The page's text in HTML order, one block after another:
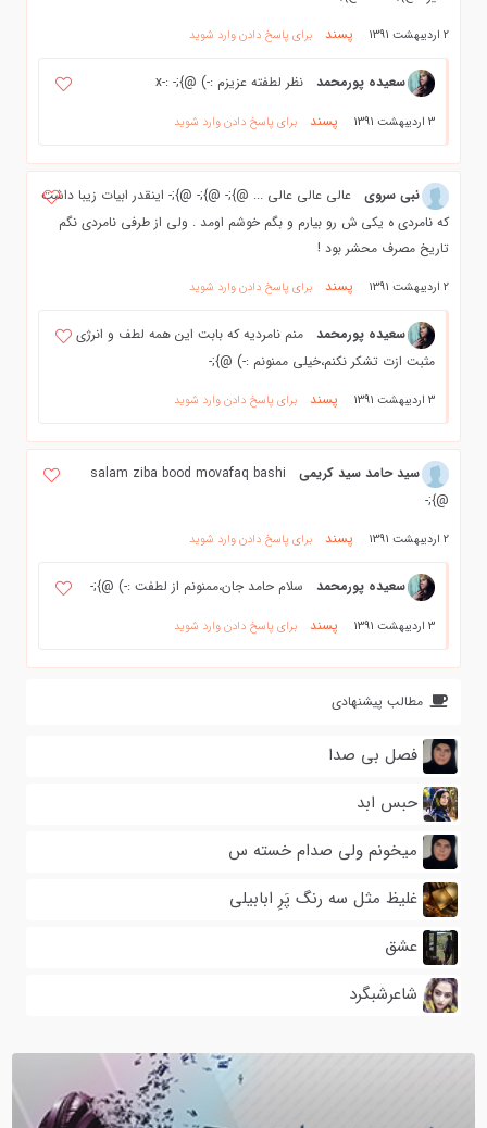
2 اردیبهشت 1391 پسند برای پاسخ دادن وارد شوید
سعیده پورمحمد نظر لطفته عزیزم :-) @};- :-x
3 اردیبهشت 1391 پسند برای پاسخ دادن وارد شوید
نبی سروی
عالی عالی عالی ... @};- @};- @};- اینقدر ابیات زیبا داشت
که نامردی ه یکی ش رو بیارم و بگم خوشم اومد . ولی از طرفی نامردی نگم
تاریخ مصرف محشر بود !
2 اردیبهشت 1391 پسند برای پاسخ دادن وارد شوید
سعیده پورمحمد
منم نامردیه که بابت این همه لطف و انرژی
مثبت ازت تشکر نکنم،خیلی ممنونم :-) @};-
3 اردیبهشت 1391 پسند برای پاسخ دادن وارد شوید
سید حامد سید کریمی
salam ziba bood movafaq bashi
@};-
2 اردیبهشت 1391 پسند برای پاسخ دادن وارد شوید
سعیده پورمحمد سلام حامد جان،ممنونم از لطفت :-) @};-
3 اردیبهشت 1391 پسند برای پاسخ دادن وارد شوید
مطالب پیشنهادی
فصل بی صدا
حبس ابد
میخونم ولی صدام خسته س
غلیظ مثل سه رنگ پَرِ ابابیلی
عشق
شاعرشبگرد